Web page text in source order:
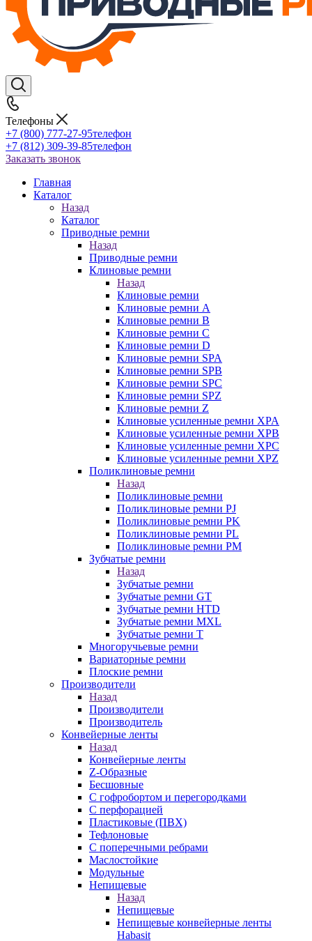
Телефоны
+7 (800) 777-27-95телефон
+7 (812) 309-39-85телефон
Заказать звонок
Главная
Каталог
Назад
Каталог
Приводные ремни
Назад
Приводные ремни
Клиновые ремни
Назад
Клиновые ремни
Клиновые ремни A
Клиновые ремни B
Клиновые ремни C
Клиновые ремни D
Клиновые ремни SPA
Клиновые ремни SPB
Клиновые ремни SPC
Клиновые ремни SPZ
Клиновые ремни Z
Клиновые усиленные ремни XPA
Клиновые усиленные ремни XPB
Клиновые усиленные ремни XPC
Клиновые усиленные ремни XPZ
Поликлиновые ремни
Назад
Поликлиновые ремни
Поликлиновые ремни PJ
Поликлиновые ремни PK
Поликлиновые ремни PL
Поликлиновые ремни PM
Зубчатые ремни
Назад
Зубчатые ремни
Зубчатые ремни GT
Зубчатые ремни HTD
Зубчатые ремни MXL
Зубчатые ремни Т
Многоручьевые ремни
Вариаторные ремни
Плоские ремни
Производители
Назад
Производители
Производитель
Конвейерные ленты
Назад
Конвейерные ленты
Z-Образные
Бесшовные
С гофробортом и перегородками
С перфорацией
Пластиковые (ПВХ)
Тефлоновые
С поперечными ребрами
Маслостойкие
Модульные
Непищевые
Назад
Непищевые
Непищевые конвейерные ленты
Habasit